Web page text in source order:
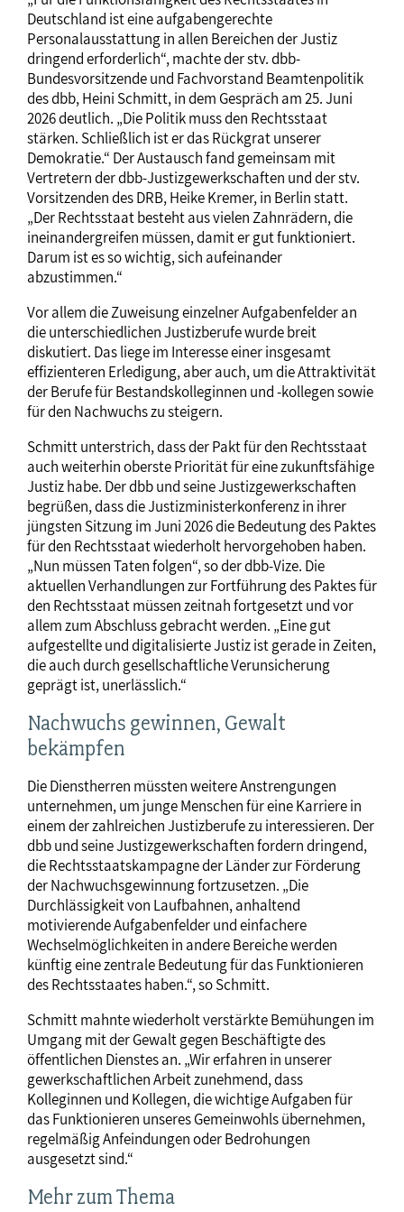
Deutschland ist eine aufgabengerechte
Personalausstattung in allen Bereichen der Justiz
dringend erforderlich“, machte der stv. dbb-
Bundesvorsitzende und Fachvorstand Beamtenpolitik
des dbb, Heini Schmitt, in dem Gespräch am 25. Juni
2026 deutlich. „Die Politik muss den Rechtsstaat
stärken. Schließlich ist er das Rückgrat unserer
Demokratie.“ Der Austausch fand gemeinsam mit
Vertretern der dbb-Justizgewerkschaften und der stv.
Vorsitzenden des DRB, Heike Kremer, in Berlin statt.
„Der Rechtsstaat besteht aus vielen Zahnrädern, die
ineinandergreifen müssen, damit er gut funktioniert.
Darum ist es so wichtig, sich aufeinander
abzustimmen.“
Vor allem die Zuweisung einzelner Aufgabenfelder an
die unterschiedlichen Justizberufe wurde breit
diskutiert. Das liege im Interesse einer insgesamt
effizienteren Erledigung, aber auch, um die Attraktivität
der Berufe für Bestandskolleginnen und -kollegen sowie
für den Nachwuchs zu steigern.
Schmitt unterstrich, dass der Pakt für den Rechtsstaat
auch weiterhin oberste Priorität für eine zukunftsfähige
Justiz habe. Der dbb und seine Justizgewerkschaften
begrüßen, dass die Justizministerkonferenz in ihrer
jüngsten Sitzung im Juni 2026 die Bedeutung des Paktes
für den Rechtsstaat wiederholt hervorgehoben haben.
„Nun müssen Taten folgen“, so der dbb-Vize. Die
aktuellen Verhandlungen zur Fortführung des Paktes für
den Rechtsstaat müssen zeitnah fortgesetzt und vor
allem zum Abschluss gebracht werden. „Eine gut
aufgestellte und digitalisierte Justiz ist gerade in Zeiten,
die auch durch gesellschaftliche Verunsicherung
geprägt ist, unerlässlich.“
Nachwuchs gewinnen, Gewalt
bekämpfen
Die Dienstherren müssten weitere Anstrengungen
unternehmen, um junge Menschen für eine Karriere in
einem der zahlreichen Justizberufe zu interessieren. Der
dbb und seine Justizgewerkschaften fordern dringend,
die Rechtsstaatskampagne der Länder zur Förderung
der Nachwuchsgewinnung fortzusetzen. „Die
Durchlässigkeit von Laufbahnen, anhaltend
motivierende Aufgabenfelder und einfachere
Wechselmöglichkeiten in andere Bereiche werden
künftig eine zentrale Bedeutung für das Funktionieren
des Rechtsstaates haben.“, so Schmitt.
Schmitt mahnte wiederholt verstärkte Bemühungen im
Umgang mit der Gewalt gegen Beschäftigte des
öffentlichen Dienstes an. „Wir erfahren in unserer
gewerkschaftlichen Arbeit zunehmend, dass
Kolleginnen und Kollegen, die wichtige Aufgaben für
das Funktionieren unseres Gemeinwohls übernehmen,
regelmäßig Anfeindungen oder Bedrohungen
ausgesetzt sind.“
Mehr zum Thema